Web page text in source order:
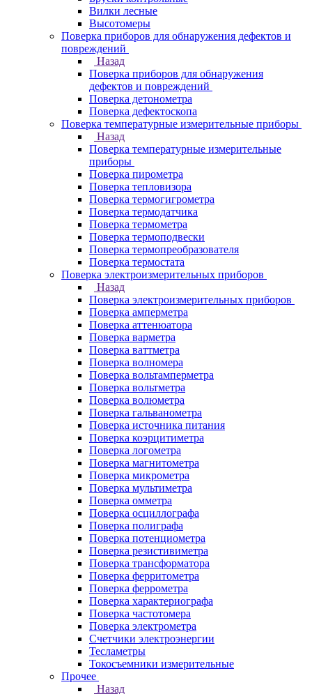
Вилки лесные
Высотомеры
Поверка приборов для обнаружения дефектов и
повреждений
Назад
Поверка приборов для обнаружения
дефектов и повреждений
Поверка детонометра
Поверка дефектоскопа
Поверка температурные измерительные приборы
Назад
Поверка температурные измерительные
приборы
Поверка пирометра
Поверка тепловизора
Поверка термогигрометра
Поверка термодатчика
Поверка термометра
Поверка термоподвески
Поверка термопреобразователя
Поверка термостата
Поверка электроизмерительных приборов
Назад
Поверка электроизмерительных приборов
Поверка амперметра
Поверка аттенюатора
Поверка варметра
Поверка ваттметра
Поверка волномера
Поверка вольтамперметра
Поверка вольтметра
Поверка волюметра
Поверка гальванометра
Поверка источника питания
Поверка коэрцитиметра
Поверка логометра
Поверка магнитометра
Поверка микрометра
Поверка мультиметра
Поверка омметра
Поверка осциллографа
Поверка полиграфа
Поверка потенциометра
Поверка резистивиметра
Поверка трансформатора
Поверка ферритометра
Поверка феррометра
Поверка характериографа
Поверка частотомера
Поверка электрометра
Счетчики электроэнергии
Тесламетры
Токосъемники измерительные
Прочее
Назад